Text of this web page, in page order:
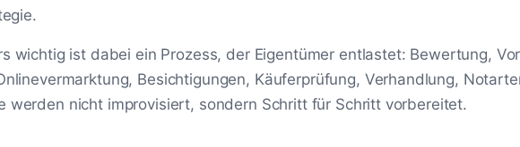
wichtig ist dabei ein Prozess, der Eigentümer entlastet: Bewertung,
Besichtigungen, Käuferprüfung, Verhandlung,
werden nicht improvisiert, sondern Schritt für Schritt vorbereitet.